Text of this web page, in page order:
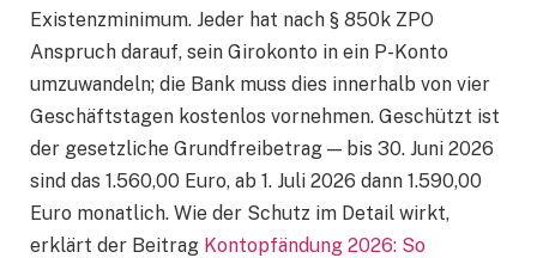
Existenzminimum. Jeder hat nach § 850k ZPO
Anspruch darauf, sein Girokonto in ein P-Konto
umzuwandeln; die Bank muss dies innerhalb von vier
Geschäftstagen kostenlos vornehmen. Geschützt ist
der gesetzliche Grundfreibetrag — bis 30. Juni 2026
sind das 1.560,00 Euro, ab 1. Juli 2026 dann 1.590,00
Euro monatlich. Wie der Schutz im Detail wirkt,
erklärt der Beitrag Kontopfändung 2026: So